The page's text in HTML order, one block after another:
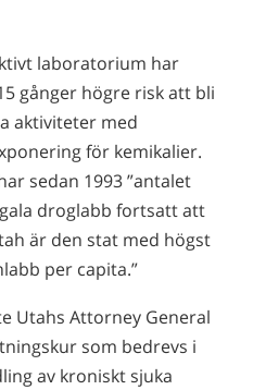
laboratorium har
gånger högre risk att bli
aktiviteter med
för kemikalier.
sedan 1993 ”antalet
droglabb fortsatt att
är den stat med högst
per capita.”
Utahs Attorney General
som bedrevs i
av kroniskt sjuka